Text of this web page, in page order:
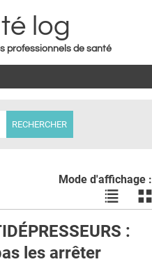
log
professionnels de santé
Mode d'affichage :
Voir
les
en
les
:
les arrêter